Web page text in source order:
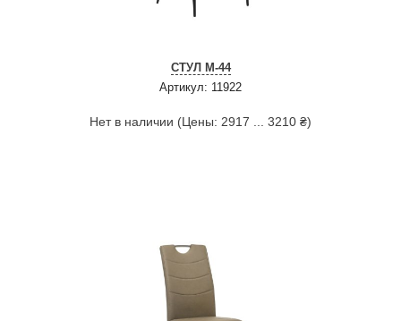
СТУЛ M-44
Артикул: 11922
Нет в наличии (Цены: 2917 ... 3210 ₴)